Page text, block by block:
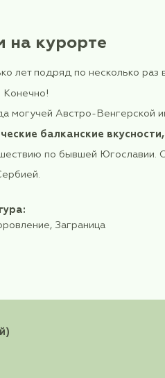
на
несколько лет подряд
Конечно!
некогда могучей
Сербией.